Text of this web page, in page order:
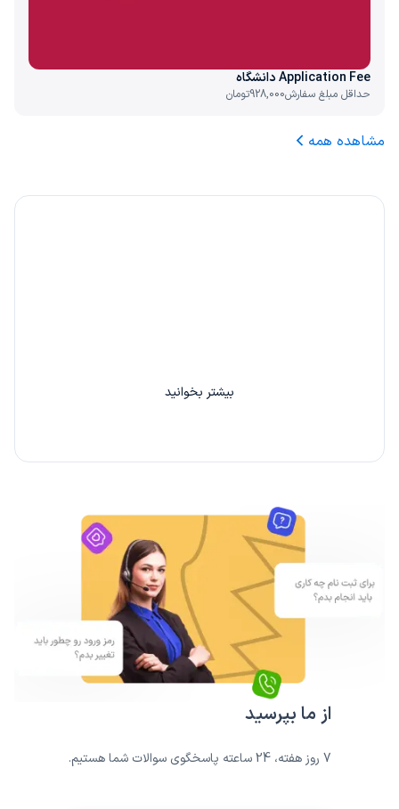
Application Fee دانشگاه‌
حداقل مبلغ سفارش928,000تومان
مشاهده همه
بیشتر بخوانید
از ما بپرسید
7 روز هفته، 24 ساعته پاسخگوی سوالات شما هستیم.